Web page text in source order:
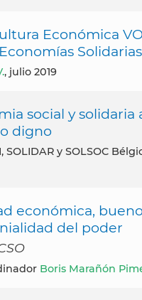
Económica
Solidarias
, julio 2019
social y solidaria
digno
económica,
del poder
Boris Marañón